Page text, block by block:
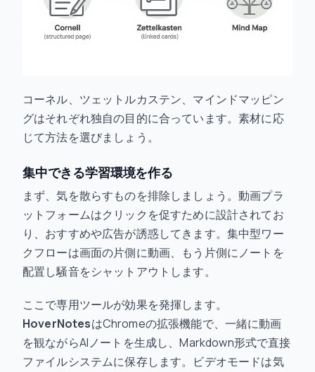
コーネル、ツェットルカステン、マインドマッピン
グはそれぞれ独自の目的に合っています。素材に応
じて方法を選びましょう。
集中できる学習環境を作る
まず、気を散らすものを排除しましょう。動画プラ
ットフォームはクリックを促すために設計されてお
り、おすすめや広告が誘惑してきます。集中型ワー
クフローは画面の片側に動画、もう片側にノートを
配置し騒音をシャットアウトします。
ここで専用ツールが効果を発揮します。
HoverNotesはChromeの拡張機能で、一緒に動画
を観ながらAIノートを生成し、Markdown形式で直接
ファイルシステムに保存します。ビデオモードは気